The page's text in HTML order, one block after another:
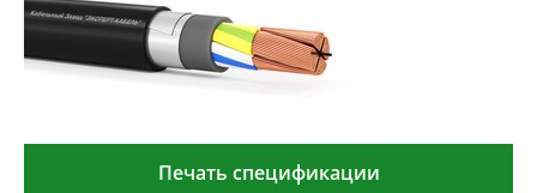
Печать спецификации